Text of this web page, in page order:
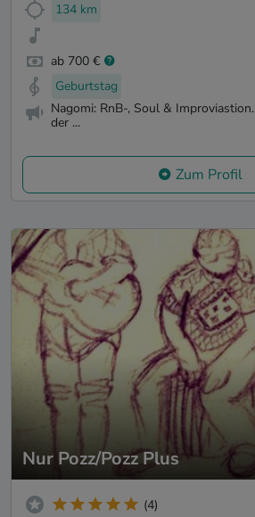
134 km
ab 700 €
Geburtstag
Nagomi: RnB-, Soul &
der ...
Zum Profil
Nur Pozz/Pozz Plus
(4)